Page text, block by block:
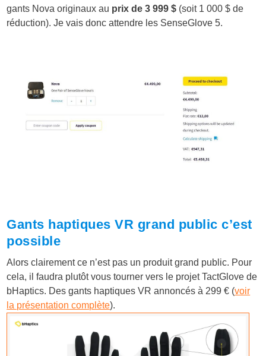
gants Nova originaux au prix de 3 999 $ (soit 1 000 $ de
réduction). Je vais donc attendre les SenseGlove 5.
Gants haptiques VR grand public c’est
possible
Alors clairement ce n’est pas un produit grand public. Pour
cela, il faudra plutôt vous tourner vers le projet TactGlove de
bHaptics. Des gants haptiques VR annoncés à 299 € (voir
la présentation complète).